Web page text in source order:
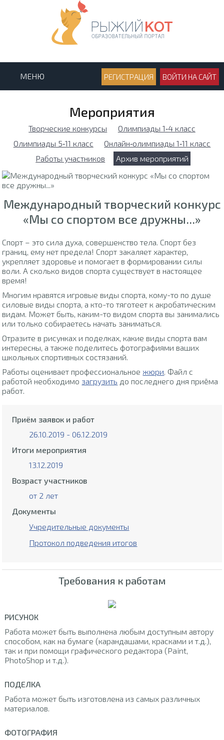
МЕНЮ РЕГИСТРАЦИЯ ВОЙТИ НА САЙТ
Мероприятия
Творческие конкурсы
Олимпиады 1‑4 класс
Олимпиады 5‑11 класс
Онлайн‑олимпиады 1‑11 класс
Работы участников
Архив мероприятий
Международный творческий конкурс
«Мы со спортом все дружны...»
Спорт – это сила духа, совершенство тела. Спорт без
границ, ему нет предела! Спорт закаляет характер,
укрепляет здоровье и помогает в формировании силы
воли. А сколько видов спорта существует в настоящее
время!
Многим нравятся игровые виды спорта, кому-то по душе
силовые виды спорта, а кто-то тяготеет к акробатическим
видам. Может быть, каким-то видом спорта вы занимались
или только собираетесь начать заниматься.
Отразите в рисунках и поделках, какие виды спорта вам
интересны, а также поделитесь фотографиями ваших
школьных спортивных состязаний.
Работы оценивает профессиональное жюри. Файл с
работой необходимо загрузить до последнего дня приёма
работ.
Приём заявок и работ
26.10.2019 - 06.12.2019
Итоги мероприятия
13.12.2019
Возраст участников
от 2 лет
Документы
Учредительные документы
Протокол подведения итогов
Требования к работам
РИСУНОК
Работа может быть выполнена любым доступным автору
способом, как на бумаге (карандашами, красками и т.д.),
так и при помощи графического редактора (Paint,
PhotoShop и т.д.).
ПОДЕЛКА
Работа может быть изготовлена из самых различных
материалов.
ФОТОГРАФИЯ